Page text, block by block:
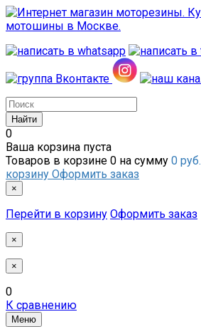
0
Ваша корзина пуста
Товаров в корзине 0 на сумму 0 руб.
корзину Оформить заказ
×
Перейти в корзину Оформить заказ
×
×
0
К сравнению
Меню